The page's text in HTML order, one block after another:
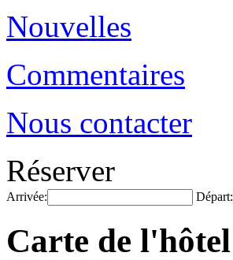
Nouvelles
Commentaires
Nous contacter
Réserver
Arrivée: Départ:
Carte de l'hôtel